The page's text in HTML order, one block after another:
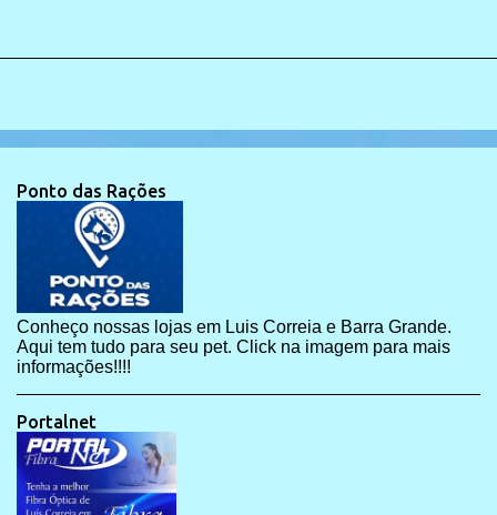
Ponto das Rações
Conheço nossas lojas em Luis Correia e Barra Grande.
Aqui tem tudo para seu pet. Click na imagem para mais
informações!!!!
Portalnet